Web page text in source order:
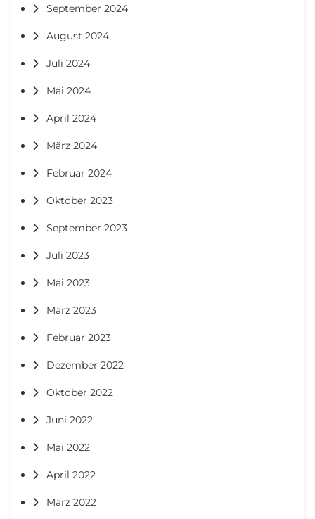
September 2024
August 2024
Juli 2024
Mai 2024
April 2024
März 2024
Februar 2024
Oktober 2023
September 2023
Juli 2023
Mai 2023
März 2023
Februar 2023
Dezember 2022
Oktober 2022
Juni 2022
Mai 2022
April 2022
März 2022